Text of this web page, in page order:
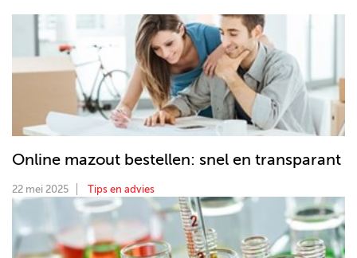
Online mazout bestellen: snel en transparant
22 mei 2025 Tips en advies